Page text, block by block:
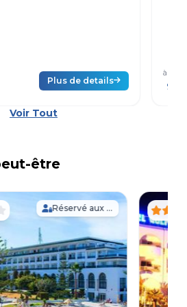
Plus de details
à
99
Voir Tout
être
Réservé aux Adultes